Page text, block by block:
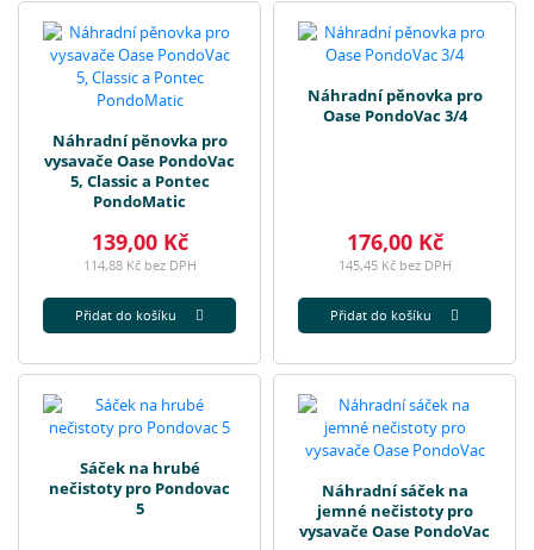
Náhradní pěnovka pro
vysavače Oase PondoVac
5, Classic a Pontec
PondoMatic
139,00 Kč
114,88 Kč bez DPH
Přidat do košíku
Náhradní pěnovka pro
Oase PondoVac 3/4
176,00 Kč
145,45 Kč bez DPH
Přidat do košíku
Sáček na hrubé
nečistoty pro Pondovac
5
Náhradní sáček na
jemné nečistoty pro
vysavače Oase PondoVac